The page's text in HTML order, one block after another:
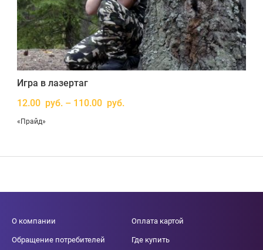
Игра в лазертаг
12.00 руб. – 110.00 руб.
«Прайд»
О компании
Обращение потребителей
Оплата картой
Где купить